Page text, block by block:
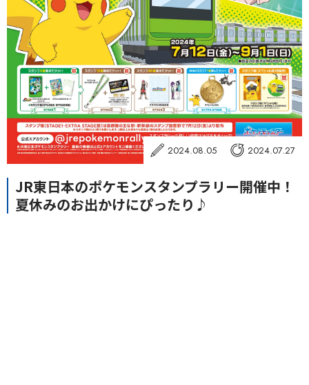
2024.08.05 2024.07.27
JR東日本のポケモンスタンプラリー開催中！
夏休みのお出かけにぴったり♪